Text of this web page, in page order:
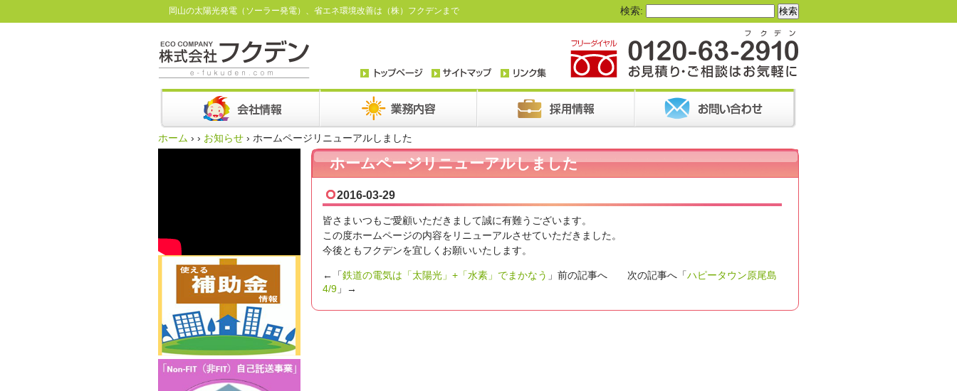
岡山の太陽光発電（ソーラー発電）、省エネ環境改善は（株）フクデンまで 検索:
ホーム › › お知らせ › ホームページリニューアルしました
ホームページリニューアルしました
2016-03-29
皆さまいつもご愛顧いただきまして誠に有難うございます。
この度ホームページの内容をリニューアルさせていただきました。
今後ともフクデンを宜しくお願いいたします。
←「鉄道の電気は「太陽光」+「水素」でまかなう 」前の記事へ 次の記事へ「ハピータウン原尾島
4/9 」→